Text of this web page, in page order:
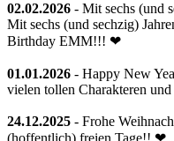
02.02.2026 - Mit sechs (und
Mit sechs (und sechzig)
Birthday EMM!!! ❤
01.01.2026 - Happy New
vielen tollen Charakteren und
24.12.2025 - Frohe
(hoffentlich) freien Tage!! ❤